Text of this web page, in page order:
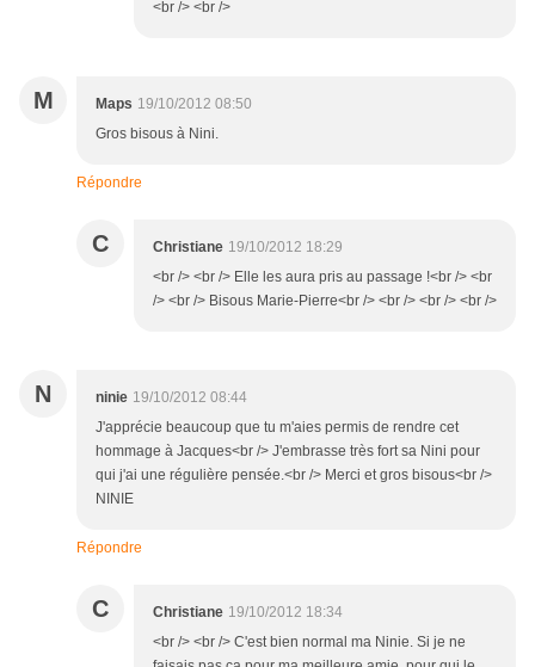
<br /> <br />
M Maps 19/10/2012 08:50
Gros bisous à Nini.
Répondre
C Christiane 19/10/2012 18:29
<br /> <br /> Elle les aura pris au passage !<br /> <br
/> <br /> Bisous Marie-Pierre<br /> <br /> <br /> <br />
N ninie 19/10/2012 08:44
J'apprécie beaucoup que tu m'aies permis de rendre cet
hommage à Jacques<br /> J'embrasse très fort sa Nini pour
qui j'ai une régulière pensée.<br /> Merci et gros bisous<br />
NINIE
Répondre
C Christiane 19/10/2012 18:34
<br /> <br /> C'est bien normal ma Ninie. Si je ne